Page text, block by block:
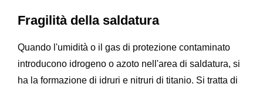
Fragilità della saldatura
Quando l'umidità o il gas di protezione contaminato
introducono idrogeno o azoto nell'area di saldatura, si
ha la formazione di idruri e nitruri di titanio. Si tratta di